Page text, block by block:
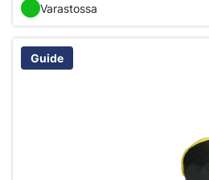
Varastossa
Guide